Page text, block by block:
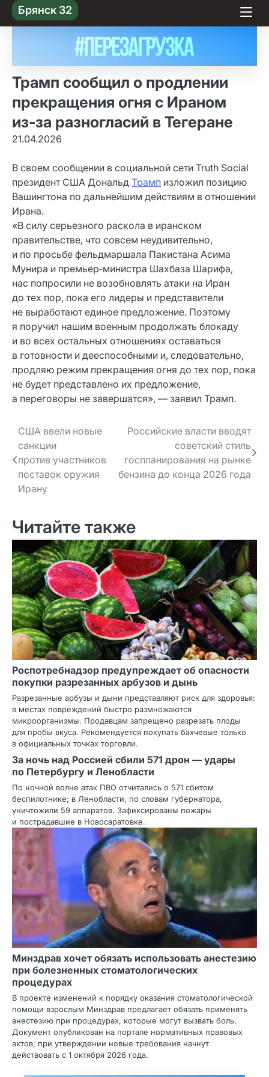
Skip
to content
Брянск 32
Трамп сообщил о продлении
прекращения огня с Ираном
из‑за разногласий в Тегеране
21.04.2026
В своем сообщении в социальной сети Truth Social
президент США Дональд Трамп изложил позицию
Вашингтона по дальнейшим действиям в отношении
Ирана.
«В силу серьезного раскола в иранском
правительстве, что совсем неудивительно,
и по просьбе фельдмаршала Пакистана Асима
Мунира и премьер‑министра Шахбаза Шарифа,
нас попросили не возобновлять атаки на Иран
до тех пор, пока его лидеры и представители
не выработают единое предложение. Поэтому
я поручил нашим военным продолжать блокаду
и во всех остальных отношениях оставаться
в готовности и дееспособными и, следовательно,
продляю режим прекращения огня до тех пор, пока
не будет представлено их предложение,
а переговоры не завершатся», — заявил Трамп.
Навигация
по записям
США ввели новые
санкции
против участников
поставок оружия
Ирану
Российские власти вводят
советский стиль
госпланирования на рынке
бензина до конца 2026 года
Читайте также
Роспотребнадзор предупреждает об опасности
покупки разрезанных арбузов и дынь
Разрезанные арбузы и дыни представляют риск для здоровья:
в местах повреждений быстро размножаются
микроорганизмы. Продавцам запрещено разрезать плоды
для пробы вкуса. Рекомендуется покупать бахчевые только
в официальных точках торговли.
За ночь над Россией сбили 571 дрон — удары
по Петербургу и Ленобласти
По ночной волне атак ПВО отчитались о 571 сбитом
беспилотнике; в Ленобласти, по словам губернатора,
уничтожили 59 аппаратов. Зафиксированы пожары
и пострадавшие в Новосаратовке.
Минздрав хочет обязать использовать анестезию
при болезненных стоматологических
процедурах
В проекте изменений к порядку оказания стоматологической
помощи взрослым Минздрав предлагает обязать применять
анестезию при процедурах, которые могут вызвать боль.
Документ опубликован на портале нормативных правовых
актов; при утверждении новые требования начнут
действовать с 1 октября 2026 года.